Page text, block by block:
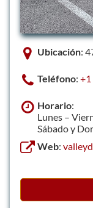
Ubicación:
Teléfono:
Horario:
Lunes –
Sábado y
Web: